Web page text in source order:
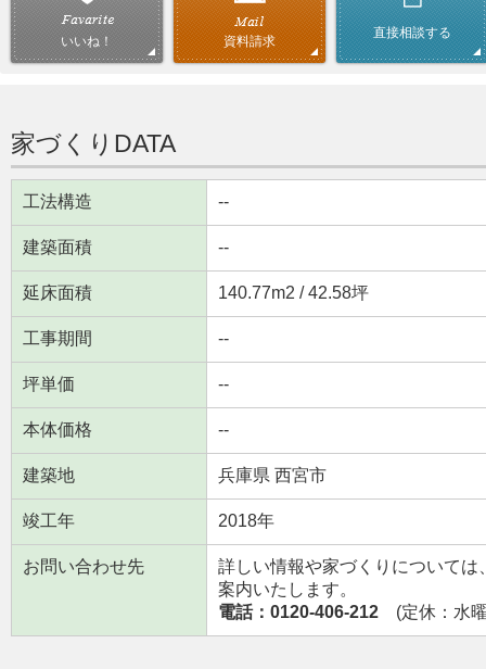
いいね！ 資料請求
直接相談する
家づくりDATA
工法構造 --
建築面積 --
延床面積 140.77m2 / 42.58坪
工事期間 --
坪単価 --
本体価格 --
建築地 兵庫県 西宮市
竣工年 2018年
お問い合わせ先
詳しい情報や家づくりについて
案内いたします。
電話：0120-406-212 (定休：水